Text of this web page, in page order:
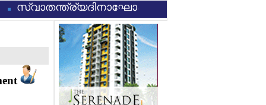
'വന്ദേമാതരം'